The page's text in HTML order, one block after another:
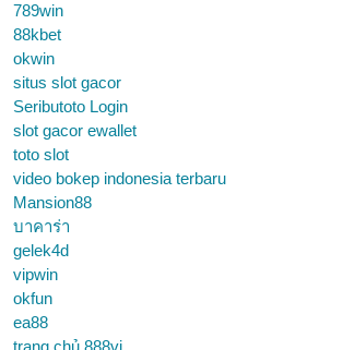
789win
88kbet
okwin
situs slot gacor
Seributoto Login
slot gacor ewallet
toto slot
video bokep indonesia terbaru
Mansion88
บาคาร่า
gelek4d
vipwin
okfun
ea88
trang chủ 888vi